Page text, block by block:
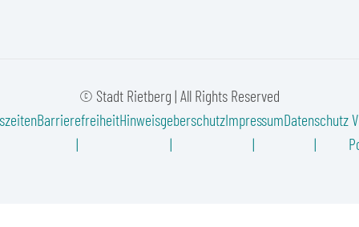
© Stadt Rietberg | All Rights Reserved
BarrierefreiheitHinweisgeberschutzImpressumDatenschutz